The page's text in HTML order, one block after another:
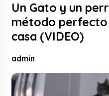
Un Gato y un
método
casa (VIDEO)
admin